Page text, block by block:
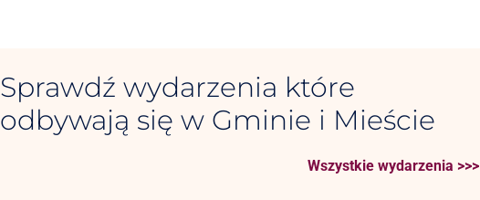
Sprawdź wydarzenia które
odbywają się w Gminie i Mieście
Wszystkie wydarzenia >>>